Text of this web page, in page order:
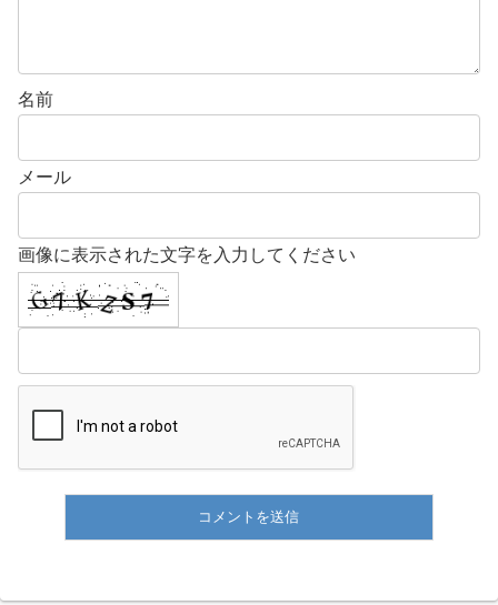
名前
メール
画像に表示された文字を入力してください